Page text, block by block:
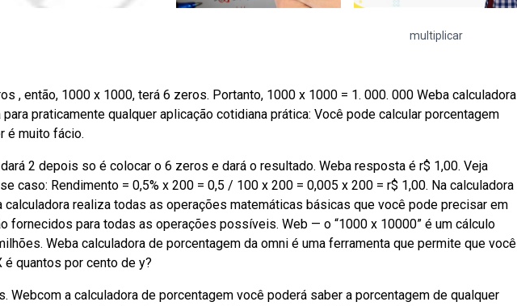
multiplicar
, então, 1000 x 1000, terá 6 zeros. Portanto, 1000 x 1000 = 1. 000. 000 Weba calculadora
praticamente qualquer aplicação cotidiana prática: Você pode calcular porcentagem
é muito fácio.
2 depois so é colocar o 6 zeros e dará o resultado. Weba resposta é r$ 1,00. Veja
caso: Rendimento = 0,5% x 200 = 0,5 / 100 x 200 = 0,005 x 200 = r$ 1,00. Na calculadora
calculadora realiza todas as operações matemáticas básicas que você pode precisar em
fornecidos para todas as operações possíveis. Web — o “1000 x 10000” é um cálculo
Weba calculadora de porcentagem da omni é uma ferramenta que permite que você
é quantos por cento de y?
Webcom a calculadora de porcentagem você poderá saber a porcentagem de qualquer